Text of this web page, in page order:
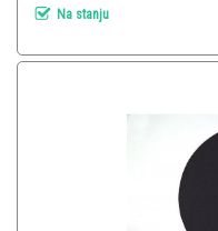
Na stanju